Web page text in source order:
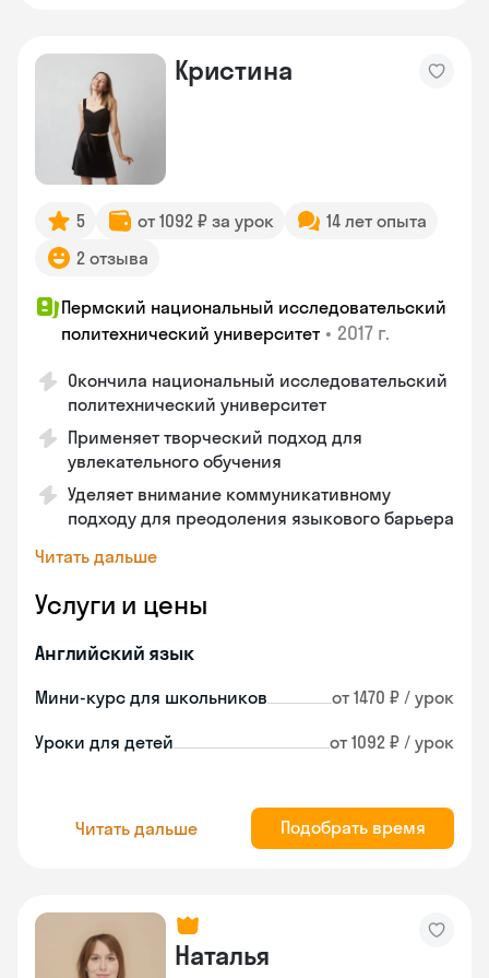
Кристина
5 от 1092 ₽ за урок
14 лет опыта
2 отзыва
Пермский национальный исследовательский
политехнический университет • 2017 г.
Окончила национальный исследовательский
политехнический университет
Применяет творческий подход для
увлекательного обучения
Уделяет внимание коммуникативному
подходу для преодоления языкового барьера
Читать дальше
Услуги и цены
Английский язык
Мини-курс для школьников от 1470 ₽ / урок
Уроки для детей от 1092 ₽ / урок
Читать дальше Подобрать время
Наталья